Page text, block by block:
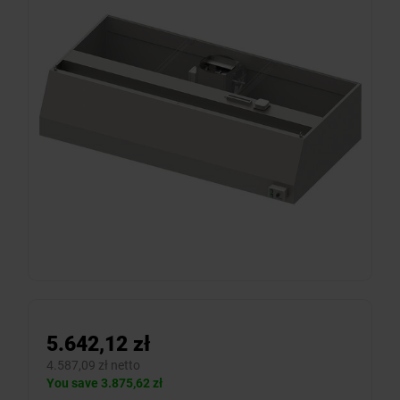
5.642,12 zł
4.587,09 zł netto
You save 3.875,62 zł